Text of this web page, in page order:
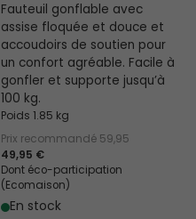
Fauteuil gonflable avec
assise floquée et douce et
accoudoirs de soutien pour
un confort agréable. Facile à
gonfler et supporte jusqu’à
100 kg.
Poids 1.85 kg
Prix recommandé 59,95
49,95 €
Dont éco-participation
(Ecomaison)
En stock